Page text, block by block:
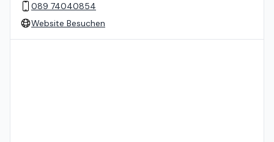
089 74040854
Website Besuchen